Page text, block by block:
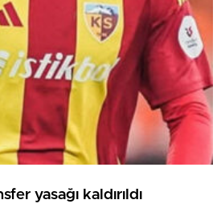
yasağı kaldırıldı